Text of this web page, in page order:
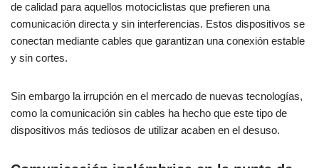
de calidad para aquellos motociclistas que prefieren una
comunicación directa y sin interferencias. Estos dispositivos se
conectan mediante cables que garantizan una conexión estable
y sin cortes.
Sin embargo la irrupción en el mercado de nuevas tecnologías,
como la comunicación sin cables ha hecho que este tipo de
dispositivos más tediosos de utilizar acaben en el desuso.